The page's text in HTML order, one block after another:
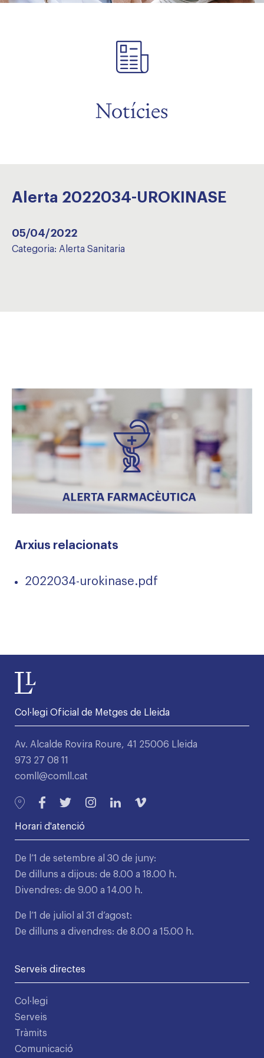
Notícies
Alerta 2022034-UROKINASE
05/04/2022
Categoria: Alerta Sanitaria
Arxius relacionats
2022034-urokinase.pdf
Col·legi Oficial de Metges de Lleida
Av. Alcalde Rovira Roure, 41 25006 Lleida
973 27 08 11
comll@comll.cat
Horari d'atenció
De l’1 de setembre al 30 de juny:
De dilluns a dijous: de 8.00 a 18.00 h.
Divendres: de 9.00 a 14.00 h.
De l’1 de juliol al 31 d’agost:
De dilluns a divendres: de 8.00 a 15.00 h.
Serveis directes
Col·legi
Serveis
Tràmits
Comunicació